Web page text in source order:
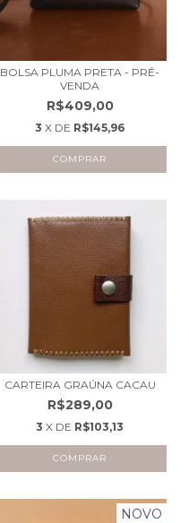
BOLSA PLUMA PRETA - PRÉ-
VENDA
R$409,00
3 X DE R$145,96
CARTEIRA GRAÚNA CACAU
R$289,00
3 X DE R$103,13
NOVO